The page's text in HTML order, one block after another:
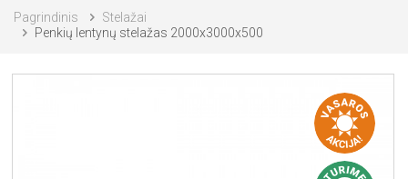
Pagrindinis
Stelažai
Penkių lentynų stelažas 2000x3000x500